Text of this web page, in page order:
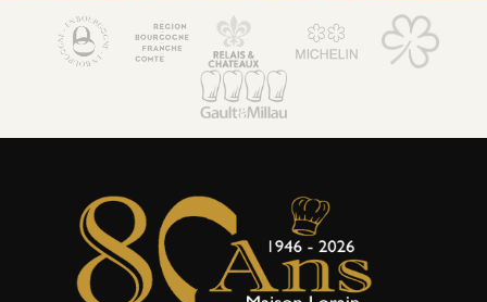
Maison Lorain
Restaurant 2*
Séminaires & Evènements
Offres & forfaits
Activités
Actualités